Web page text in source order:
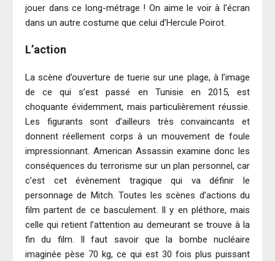
jouer dans ce long-métrage ! On aime le voir à l’écran
dans un autre costume que celui d’Hercule Poirot.
L’action
La scène d’ouverture de tuerie sur une plage, à l’image
de ce qui s’est passé en Tunisie en 2015, est
choquante évidemment, mais particulièrement réussie.
Les figurants sont d’ailleurs très convaincants et
donnent réellement corps à un mouvement de foule
impressionnant. American Assassin examine donc les
conséquences du terrorisme sur un plan personnel, car
c’est cet évènement tragique qui va définir le
personnage de Mitch. Toutes les scènes d’actions du
film partent de ce basculement. Il y en pléthore, mais
celle qui retient l’attention au demeurant se trouve à la
fin du film. Il faut savoir que la bombe nucléaire
imaginée pèse 70 kg, ce qui est 30 fois plus puissant